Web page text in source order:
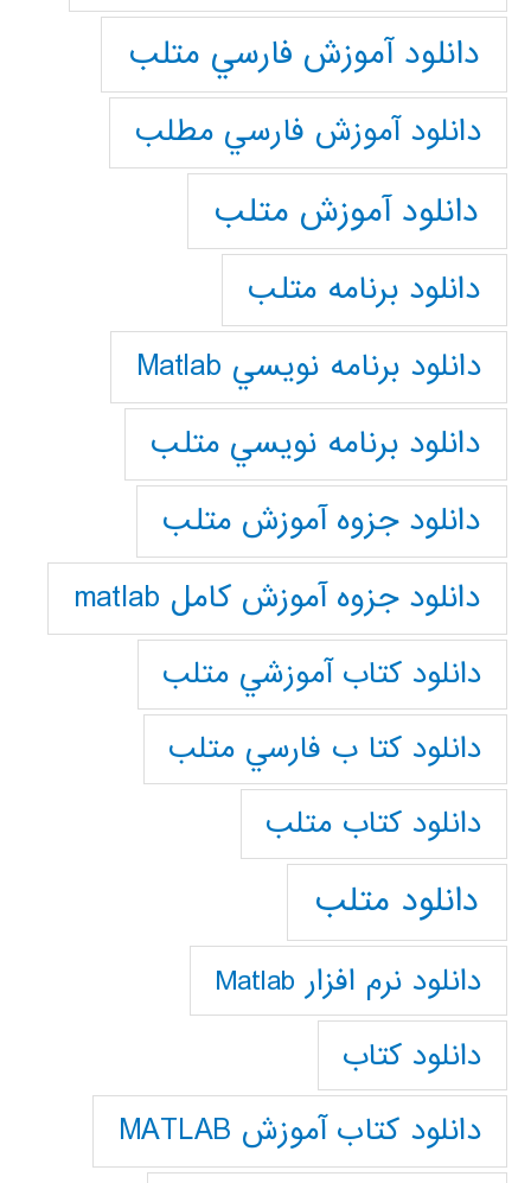
دانلود آموزش فارسي متلب
دانلود آموزش فارسي مطلب
دانلود آموزش متلب
دانلود برنامه متلب
دانلود برنامه نويسي Matlab
دانلود برنامه نويسي متلب
دانلود جزوه آموزش متلب
دانلود جزوه آموزش کامل matlab
دانلود كتاب آموزشي متلب
دانلود كتا ب فارسي متلب
دانلود كتاب متلب
دانلود متلب
دانلود نرم افزار Matlab
دانلود کتاب
دانلود کتاب آموزش MATLAB